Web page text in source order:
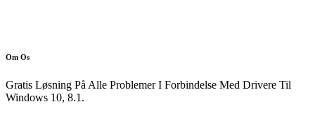
Om Os
Gratis Løsning På Alle Problemer I Forbindelse Med Drivere Til
Windows 10, 8.1.